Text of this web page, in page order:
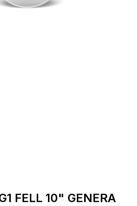
FELL 10" GENERA